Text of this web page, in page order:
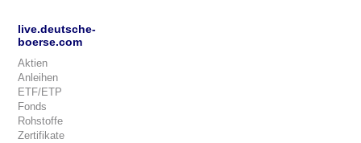
live.deutsche-
boerse.com
Aktien
Anleihen
ETF/ETP
Fonds
Rohstoffe
Zertifikate